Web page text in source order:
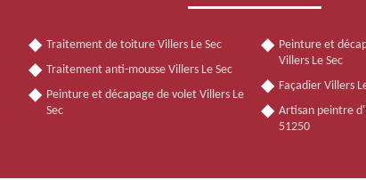
Traitement de toiture Villers Le Sec
Traitement anti-mousse Villers Le Sec
Peinture et décapage de volet Villers Le
Sec
Peinture et
Villers Le Sec
Façadier Villers
Artisan peintre
51250